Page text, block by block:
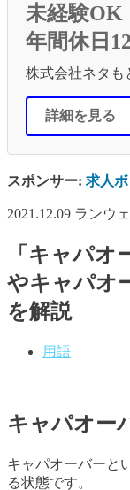
未経験OK
年間休日
株式会社ネタも
詳細を見る
スポンサー: 求人
2021.12.09 ランウ
「キャパオ
やキャパオ
を解説
用語
キャパオー
キャパオーバーと
る状態です。